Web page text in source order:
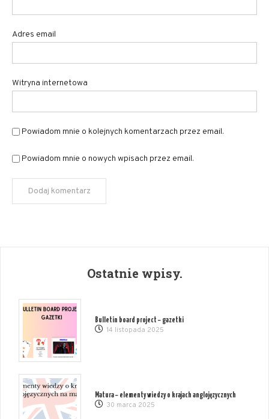
Adres email
Witryna internetowa
Powiadom mnie o kolejnych komentarzach przez email.
Powiadom mnie o nowych wpisach przez email.
Ostatnie wpisy.
Bulletin board project – gazetki
14 listopada 2025
Matura – elementy wiedzy o krajach anglojęzycznych
30 marca 2025